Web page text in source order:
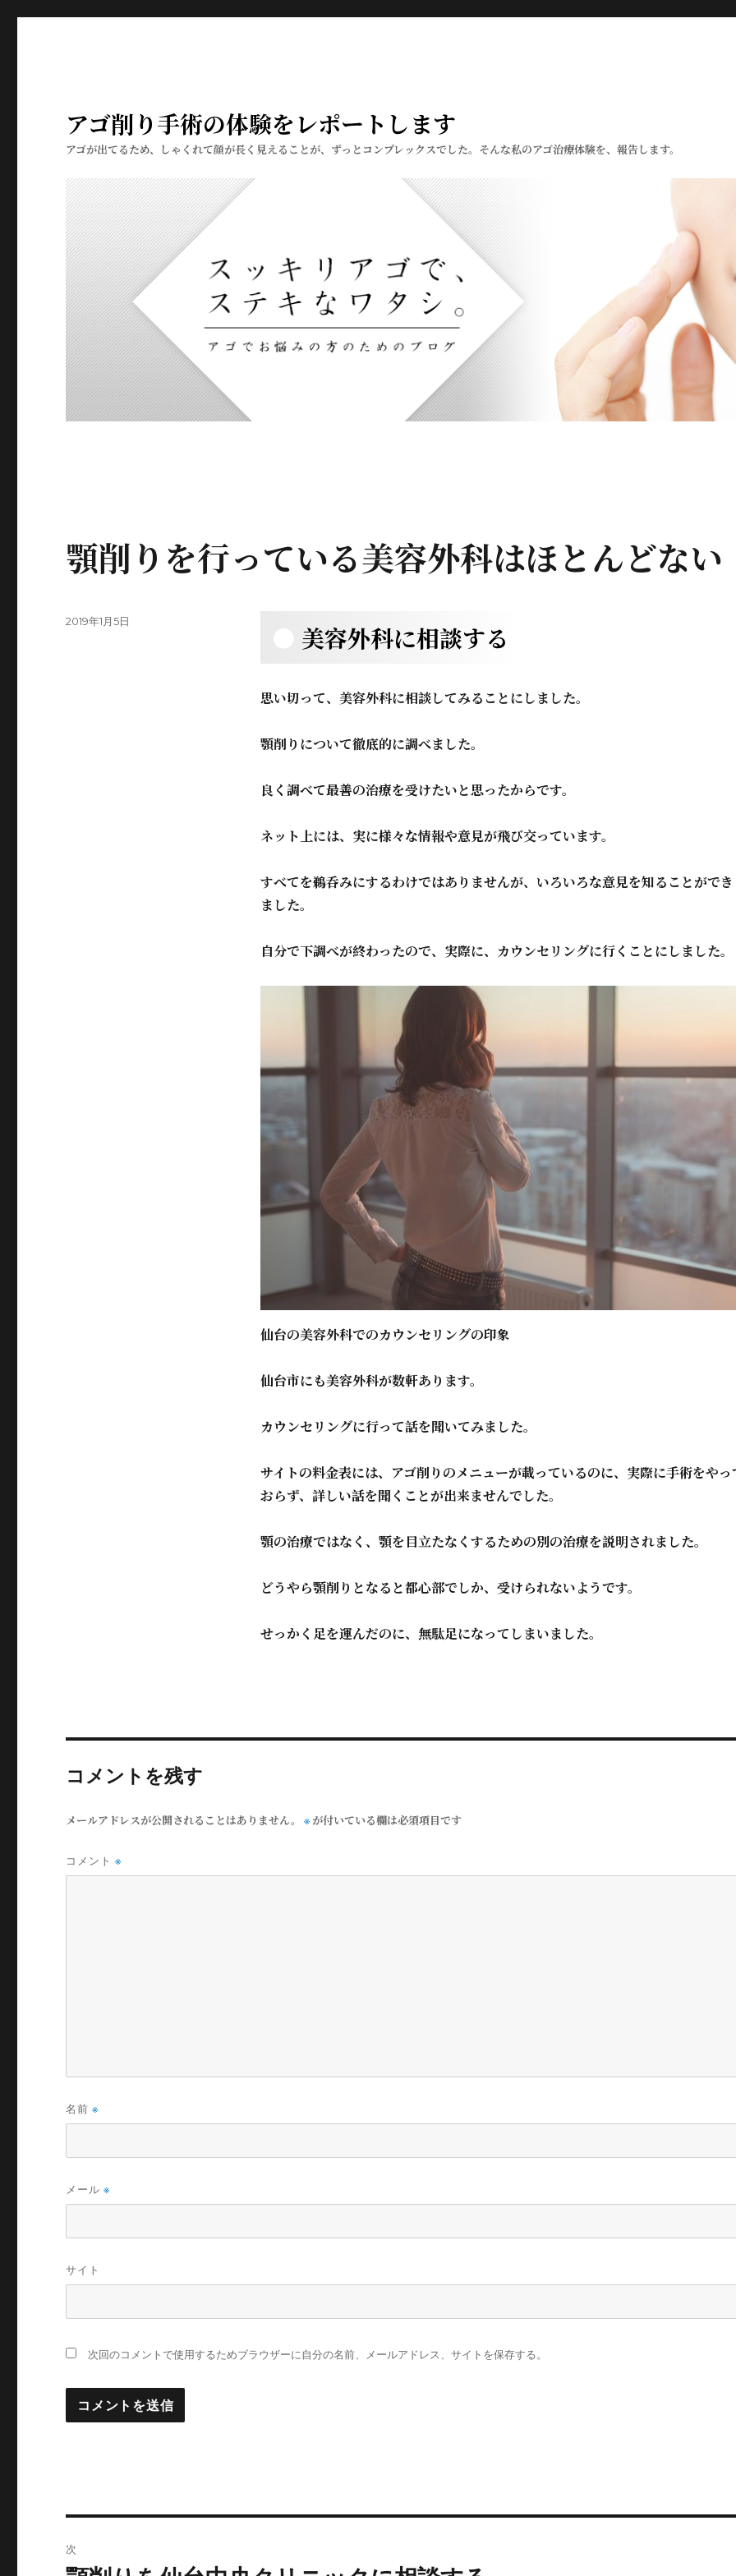
アゴ削り手術の体験をレポートします
アゴが出てるため、しゃくれて顔が長く見えることが、ずっとコンプレックスでした。そんな私のアゴ治療体験を、報告します。
顎削りを行っている美容外科はほとんどない
美容外科に相談する
思い切って、美容外科に相談してみることにしました。
顎削りについて徹底的に調べました。
良く調べて最善の治療を受けたいと思ったからです。
ネット上には、実に様々な情報や意見が飛び交っています。
すべてを鵜呑みにするわけではありませんが、いろいろな意見を知ることができ
ました。
自分で下調べが終わったので、実際に、カウンセリングに行くことにしました。
仙台の美容外科でのカウンセリングの印象
仙台市にも美容外科が数軒あります。
カウンセリングに行って話を聞いてみました。
サイトの料金表には、アゴ削りのメニューが載っているのに、実際に手術をやっ
おらず、詳しい話を聞くことが出来ませんでした。
顎の治療ではなく、顎を目立たなくするための別の治療を説明されました。
どうやら顎削りとなると都心部でしか、受けられないようです。
せっかく足を運んだのに、無駄足になってしまいました。
投
2019年1月5日
コメントを残す
メールアドレスが公開されることはありません。 ※ が付いている欄は必須項目です
コメント※
名前※
メール※
サイト
次回のコメントで使用するためブラウザーに自分の名前、メールアドレス、サイトを保存する。
稿
次